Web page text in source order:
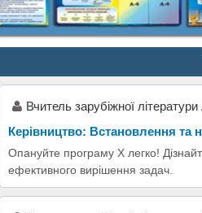
Вчитель зарубіжної
Керівництво: Встановлення та
Опануйте програму X легко!
ефективного вирішення задач.